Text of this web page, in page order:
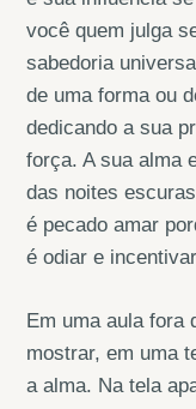
você quem julga
sabedoria
de uma forma ou
dedicando a sua
força. A sua alma
das noites
é pecado amar
é odiar e
Em uma aula fora
mostrar, em uma
a alma. Na tela